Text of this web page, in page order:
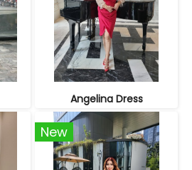
Angelina Dress
New